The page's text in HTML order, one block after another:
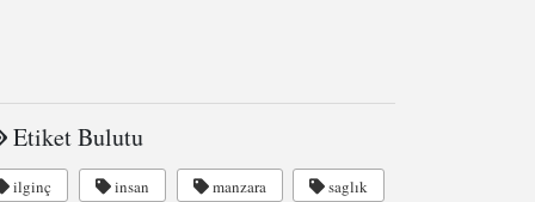
Etiket Bulutu
ilginç insan manzara saglık